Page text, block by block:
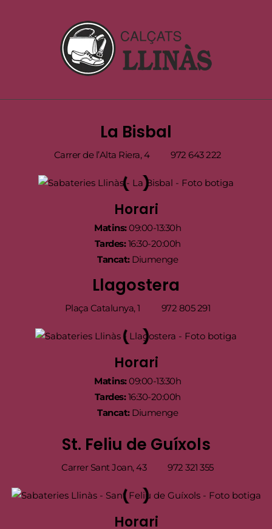
La Bisbal
Carrer de l’Alta Riera, 4 972 643 222
Horari
Matins:09:00-13:30h
Tardes:16:30-20:00h
Tancat:Diumenge
Llagostera
Plaça Catalunya, 1 972 805 291
Horari
Matins:09:00-13:30h
Tardes:16:30-20:00h
Tancat:Diumenge
St. Feliu de Guíxols
Carrer Sant Joan, 43 972 321 355
Horari